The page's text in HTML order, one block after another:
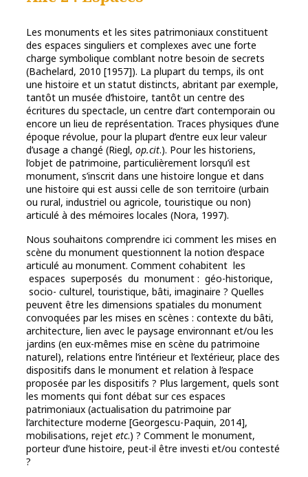
Les monuments et les sites patrimoniaux constituent
des espaces singuliers et complexes avec une forte
charge symbolique comblant notre besoin de secrets
(Bachelard, 2010 [1957]). La plupart du temps, ils ont
une histoire et un statut distincts, abritant par exemple,
tantôt un musée d’histoire, tantôt un centre des
écritures du spectacle, un centre d’art contemporain ou
encore un lieu de représentation. Traces physiques d’une
époque révolue, pour la plupart d’entre eux leur valeur
d’usage a changé (Riegl, op.cit.). Pour les historiens,
l’objet de patrimoine, particulièrement lorsqu’il est
monument, s’inscrit dans une histoire longue et dans
une histoire qui est aussi celle de son territoire (urbain
ou rural, industriel ou agricole, touristique ou non)
articulé à des mémoires locales (Nora, 1997).
Nous souhaitons comprendre ici comment les mises en
scène du monument questionnent la notion d’espace
articulé au monument. Comment cohabitent les
espaces superposés du monument : géo-historique,
socio- culturel, touristique, bâti, imaginaire ? Quelles
peuvent être les dimensions spatiales du monument
convoquées par les mises en scènes : contexte du bâti,
architecture, lien avec le paysage environnant et/ou les
jardins (en eux-mêmes mise en scène du patrimoine
naturel), relations entre l’intérieur et l’extérieur, place des
dispositifs dans le monument et relation à l’espace
proposée par les dispositifs ? Plus largement, quels sont
les moments qui font débat sur ces espaces
patrimoniaux (actualisation du patrimoine par
l’architecture moderne [Georgescu-Paquin, 2014],
mobilisations, rejet etc.) ? Comment le monument,
porteur d’une histoire, peut-il être investi et/ou contesté
?